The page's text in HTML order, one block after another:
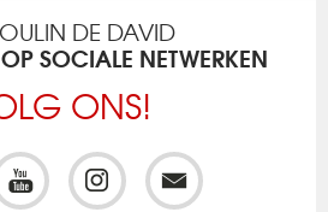
DE DAVID
SOCIALE NETWERKEN
ONS!